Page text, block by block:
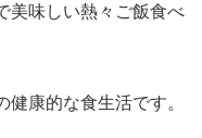
美味しい熱々ご飯食べ
康的な食生活です。